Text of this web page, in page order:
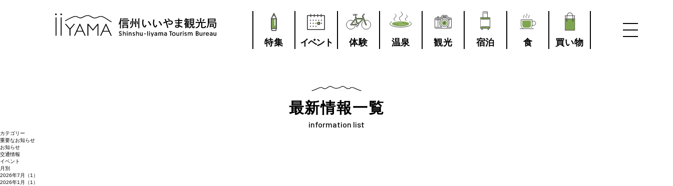
特集 イベント 体験 温泉 観光 宿泊 食 買い物
最新情報一覧
information list
カテゴリー
重要なお知らせ
お知らせ
交通情報
イベント
月別
2026年7月（1）
2026年1月（1）